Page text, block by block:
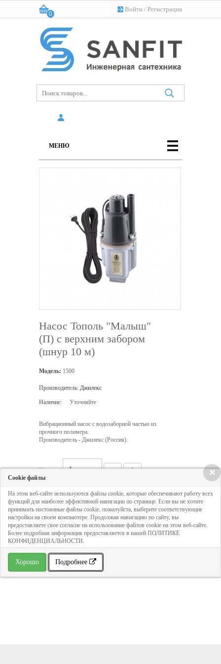
Войти / Регистрация
Корзина:
0
(пусто)
МЕНЮ
Насос Тополь "Малыш"
(П) с верхним забором
(шнур 10 м)
Модель: 1500
Производитель: Джилекс
Наличие: Уточняйте
Вибрационный насос с водозаборной частью из
прочного полимера.
Производитель - Джилекс (Россия).
Кол-во:
2 169 руб
ДОБАВИТЬ В КОРЗИНУ
» В избранное
×
Cookie файлы
На этом веб-сайте используются файлы cookie, которые обеспечивают работу всех
функций для наиболее эффективной навигации по странице. Если вы не хотите
принимать постоянные файлы cookie, пожалуйста, выберите соответствующие
настройки на своем компьютере. Продолжая навигацию по сайту, вы
предоставляете свое согласие на использование файлов cookie на этом веб-сайте.
Более подробная информация предоставляется в нашей ПОЛИТИКЕ
КОНФИДЕНЦИАЛЬНОСТИ.
Хорошо Подробнее